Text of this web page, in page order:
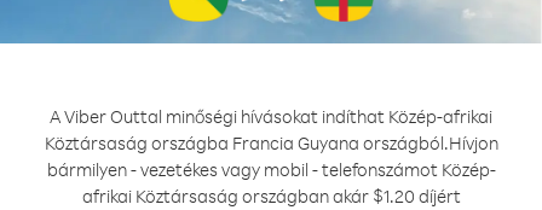
A Viber Outtal minőségi hívásokat indíthat Közép-afrikai
Köztársaság országba Francia Guyana országból.Hívjon
bármilyen - vezetékes vagy mobil - telefonszámot Közép-
afrikai Köztársaság országban akár $1.20 díjért